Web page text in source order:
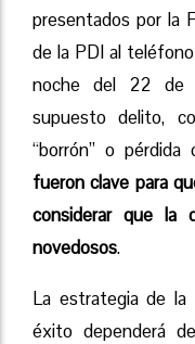
presentados por la
de la PDI al
noche del 22 de
supuesto delito,
“borrón” o pérdida
fueron clave para
considerar que la
novedosos.
La estrategia de la
éxito dependerá